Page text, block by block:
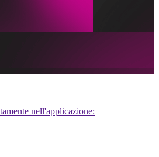
nell'applicazione: